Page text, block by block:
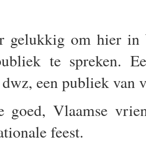
gelukkig om hier in
te spreken.
een publiek van
Vlaamse
feest.